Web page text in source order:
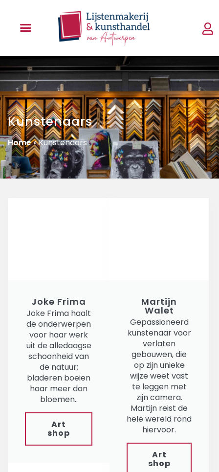
Kunstenaars
Home»Kunstenaars
Joke Frima
Joke Frima haalt
de onderwerpen
voor haar werk
uit de alledaagse
schoonheid van
de natuur;
bladeren boeien
haar meer dan
bloemen..
Art
shop
Martijn
Walet
Gepassioneerd
kunstenaar voor
verlaten
gebouwen, die
op zijn unieke
wijze weet vast
te leggen met
zijn camera.
Martijn reist de
hele wereld rond
hiervoor.
Art
shop